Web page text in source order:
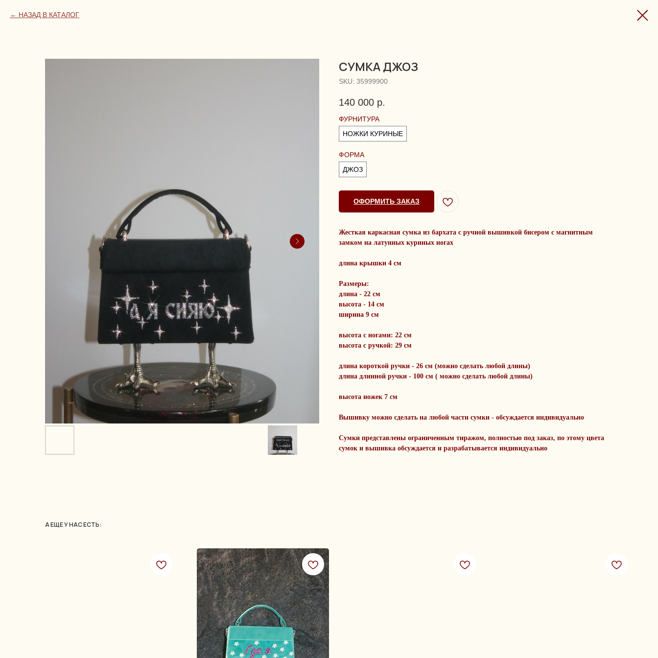
НАЗАД В КАТАЛОГ
CУМКА ДЖОЗ
SKU: 35999900
140 000 р.
ФУРНИТУРА
НОЖКИ КУРИНЫЕ
ФОРМА
ДЖОЗ
ОФОРМИТЬ ЗАКАЗ
Жесткая каркасная сумка из бархата с ручной вышивкой бисером с магнитным
замком на латунных куриных ногах
длина крышки 4 см
Размеры:
длина - 22 см
высота - 14 см
ширина 9 см
высота с ногами: 22 см
высота с ручкой: 29 см
длина короткой ручки - 26 см (можно сделать любой длины)
длина длинной ручки - 100 см ( можно сделать любой длины)
высота ножек 7 см
Вышивку можно сделать на любой части сумки - обсуждается индивидуально
Сумки представлены ограниченным тиражом, полностью под заказ, по этому цвета
сумок и вышивка обсуждается и разрабатывается индивидуально
А ЕЩЕ У НАС ЕСТЬ: